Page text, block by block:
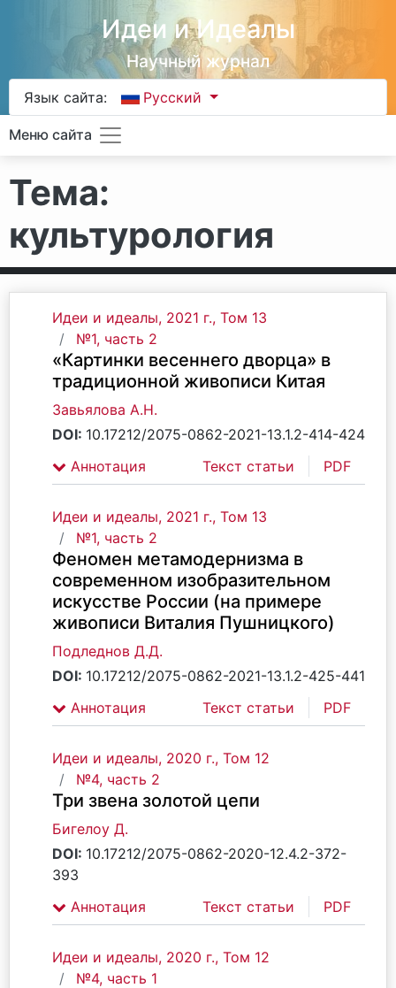
Идеи и Идеалы
Научный журнал
Язык сайта: Русский
Меню сайта
Тема:
культурология
Идеи и идеалы, 2021 г., Том 13
№1, часть 2
«Картинки весеннего дворца» в
традиционной живописи Китая
Завьялова А.Н.
DOI: 10.17212/2075-0862-2021-13.1.2-414-424
Аннотация
Текст статьи PDF
Идеи и идеалы, 2021 г., Том 13
№1, часть 2
Феномен метамодернизма в
современном изобразительном
искусстве России (на примере
живописи Виталия Пушницкого)
Подледнов Д.Д.
DOI: 10.17212/2075-0862-2021-13.1.2-425-441
Аннотация
Текст статьи PDF
Идеи и идеалы, 2020 г., Том 12
№4, часть 2
Три звена золотой цепи
Бигелоу Д.
DOI: 10.17212/2075-0862-2020-12.4.2-372-
393
Аннотация
Текст статьи PDF
Идеи и идеалы, 2020 г., Том 12
№4, часть 1